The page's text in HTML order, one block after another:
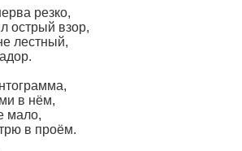
резко,
острый взор,
лестный,
в нëм,
мало,
в проëм.